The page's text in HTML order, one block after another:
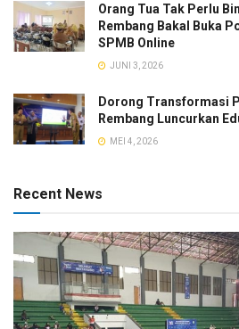
Orang Tua Tak Perlu
Rembang Bakal Buka
SPMB Online
JUNI 3, 2026
Dorong Transformasi
Rembang Luncurkan
MEI 4, 2026
Recent News